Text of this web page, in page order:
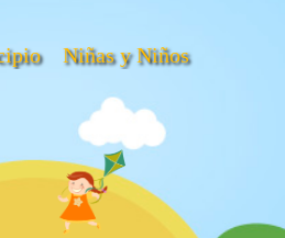
Niñas y Niños